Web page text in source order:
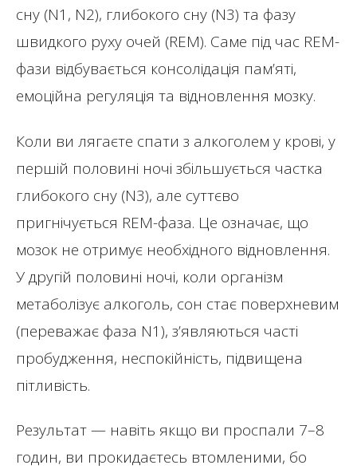
сну (N1, N2), глибокого сну (N3) та фазу
швидкого руху очей (REM). Саме під час REM-
фази відбувається консолідація пам’яті,
емоційна регуляція та відновлення мозку.
Коли ви лягаєте спати з алкоголем у крові, у
першій половині ночі збільшується частка
глибокого сну (N3), але суттєво
пригнічується REM-фаза. Це означає, що
мозок не отримує необхідного відновлення.
У другій половині ночі, коли організм
метаболізує алкоголь, сон стає поверхневим
(переважає фаза N1), з’являються часті
пробудження, неспокійність, підвищена
пітливість.
Результат — навіть якщо ви проспали 7–8
годин, ви прокидаєтесь втомленими, бо